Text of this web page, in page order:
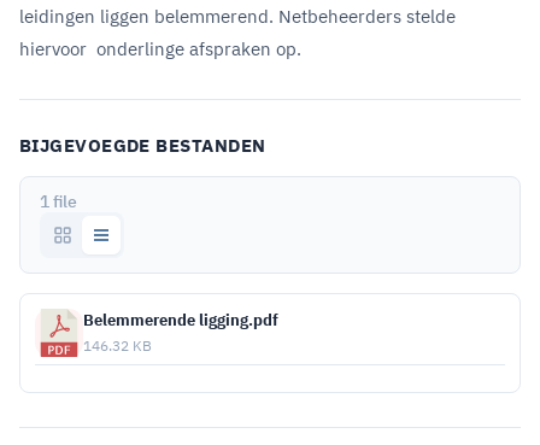
leidingen liggen belemmerend. Netbeheerders stelde
hiervoor onderlinge afspraken op.
BIJGEVOEGDE BESTANDEN
1 file
Belemmerende ligging.pdf
146.32 KB